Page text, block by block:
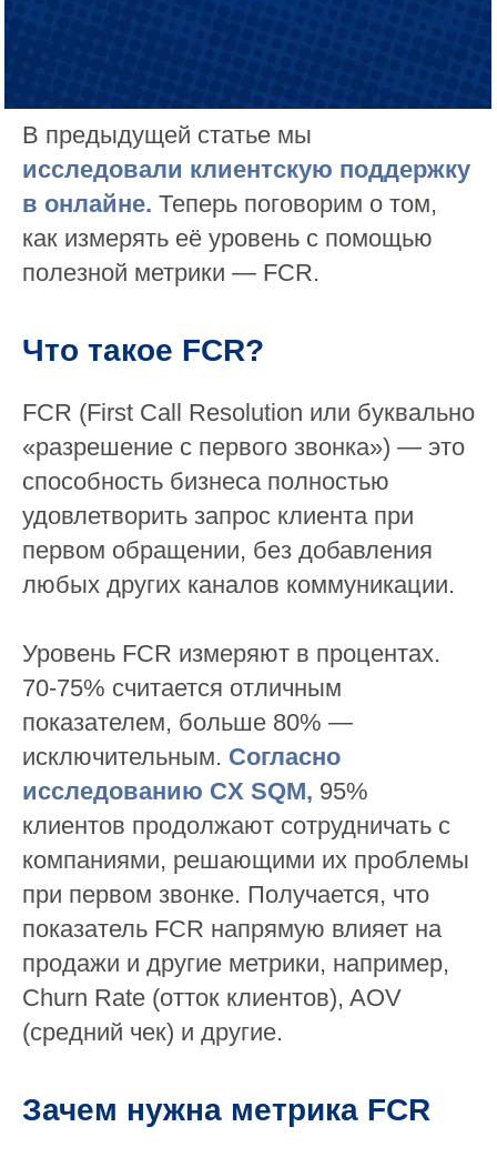
В предыдущей статье мы
исследовали клиентскую поддержку
в онлайне. Теперь поговорим о том,
как измерять её уровень с помощью
полезной метрики — FCR.
Что такое FCR?
FCR (First Call Resolution или буквально
«разрешение с первого звонка») — это
способность бизнеса полностью
удовлетворить запрос клиента при
первом обращении, без добавления
любых других каналов коммуникации.
Уровень FCR измеряют в процентах.
70-75% считается отличным
показателем, больше 80% —
исключительным. Согласно
исследованию CX SQM, 95%
клиентов продолжают сотрудничать с
компаниями, решающими их проблемы
при первом звонке. Получается, что
показатель FCR напрямую влияет на
продажи и другие метрики, например,
Churn Rate (отток клиентов), AOV
(средний чек) и другие.
Зачем нужна метрика FCR